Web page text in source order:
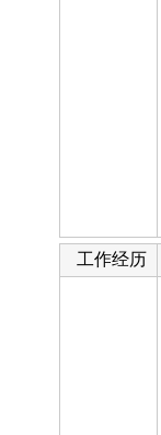
工作经历